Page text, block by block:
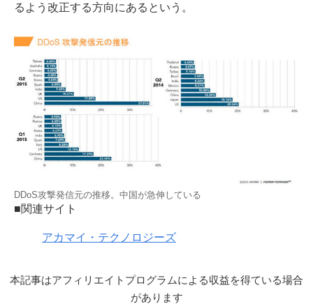
るよう改正する方向にあるという。
DDoS攻撃発信元の推移。中国が急伸している
■関連サイト
アカマイ・テクノロジーズ
本記事はアフィリエイトプログラムによる収益を得ている場合
があります